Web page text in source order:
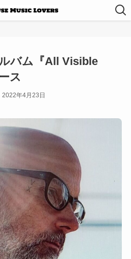
バム『All Visible
ス
2022年4月23日